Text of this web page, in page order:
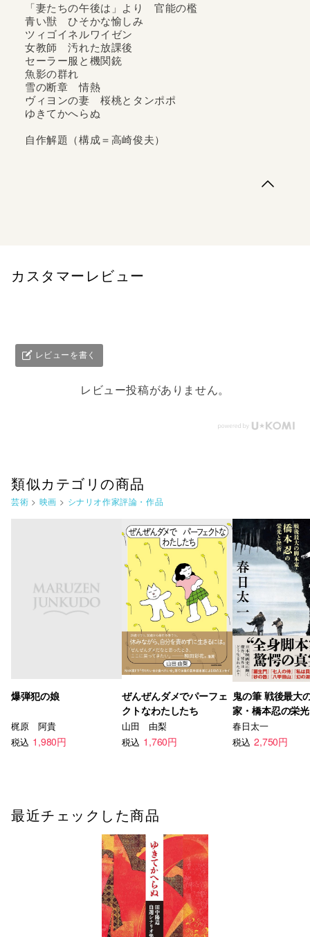
で刊行されることがなかった。本書は傑...
「妻たちの午後は」より 官能の檻
青い獣 ひそかな愉しみ
ツィゴイネルワイゼン
女教師 汚れた放課後
セーラー服と機関銃
魚影の群れ
雪の断章 情熱
ヴィヨンの妻 桜桃とタンポポ
ゆきてかへらぬ
自作解題（構成＝高崎俊夫）
カスタマーレビュー
レビューを書く
レビュー投稿がありません。
類似カテゴリの商品
芸術 > 映画 > シナリオ作家評論・作品
爆弾犯の娘
梶原 阿貴
税込 1,980円
ぜんぜんダメでパーフェ
クトなわたしたち
山田 由梨
税込 1,760円
鬼の筆 戦後最大
家・橋本忍の栄
春日太一
税込 2,750円
最近チェックした商品